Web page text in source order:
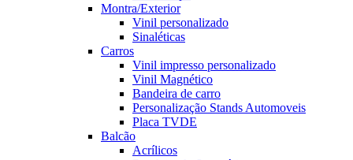
Montra/Exterior
Vinil personalizado
Sinaléticas
Carros
Vinil impresso personalizado
Vinil Magnético
Bandeira de carro
Personalização Stands Automoveis
Placa TVDE
Balcão
Acrílicos